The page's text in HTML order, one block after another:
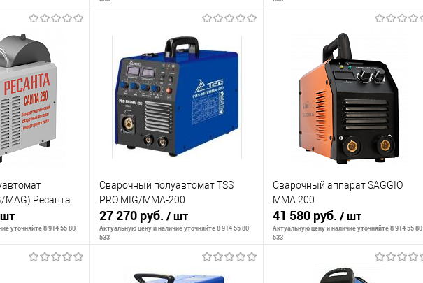
В наличии
В корзину
К сравнению
В избранное
В наличии
В корзину
К сравнению
В избранное
В наличии
Ресанта
уточняйте 8 914 55 80
Сварочный полуавтомат TSS
PRO MIG/MMA-200
27 270 руб. / шт
Актуальную цену и наличие уточняйте 8 914 55 80
533
Сварочный аппарат SAGGIO
MMA 200
41 580 руб. / шт
Актуальную цену и наличие уточняйте 8 914 55 80
533